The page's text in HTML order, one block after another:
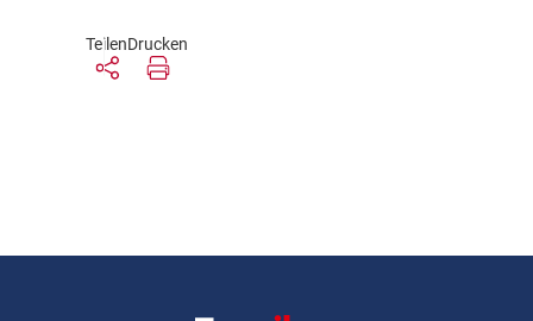
TeilenDrucken